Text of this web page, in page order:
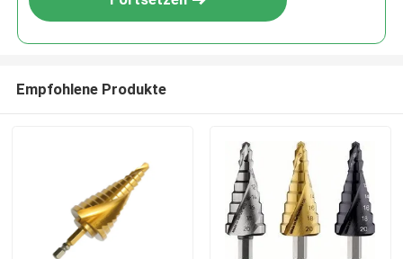
Empfohlene Produkte